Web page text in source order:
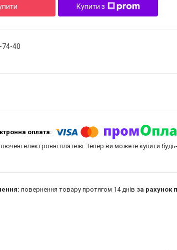
Купити з
74-40
електронні платежі. Тепер ви можете купити
повернення товару протягом 14 днів за рахунок